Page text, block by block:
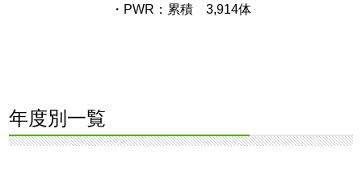
・PWR：累積 3,914体
年度別一覧